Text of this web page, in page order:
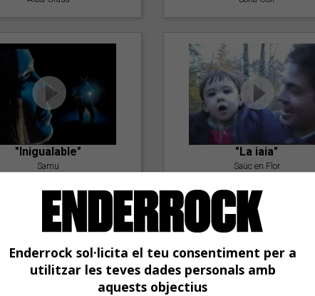
"Inigualable"
Samu
"La iaia"
Saüc en Flor
Enderrock sol·licita el teu consentiment per a
utilitzar les teves dades personals amb
aquests objectius